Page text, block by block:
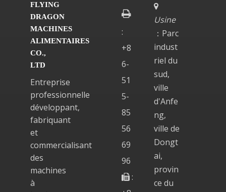
FLYING
DRAGON
MACHINES
ALIMENTAIRES
CO.,
LTD
Entreprise
professionnelle
développant,
fabriquant
et
commercialisant
des
machines
à

:
+8
6-
51
5-
85
56
69
96
:

Usine
：Parc
indust
riel du
sud,
ville
d'Anfe
ng,
ville de
Dongt
ai,
provin
ce du